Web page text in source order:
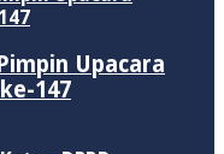
Upacara
147